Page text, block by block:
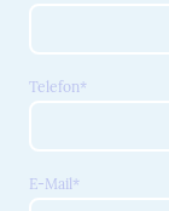
Telefon*
E-Mail*